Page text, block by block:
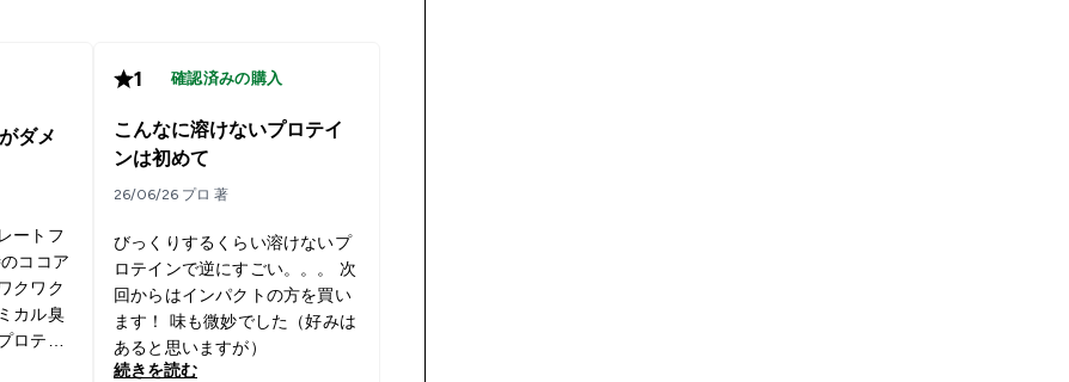
ダメ
ートフ
ココア
クワク
カル臭
ロテイ
1 確認済みの購入
こんなに溶けないプロテイ
ンは初めて
26/06/26 プロ 著
びっくりするくらい溶けないプ
ロテインで逆にすごい。。。 次
回からはインパクトの方を買い
ます！ 味も微妙でした（好みは
あると思いますが）
続きを読む